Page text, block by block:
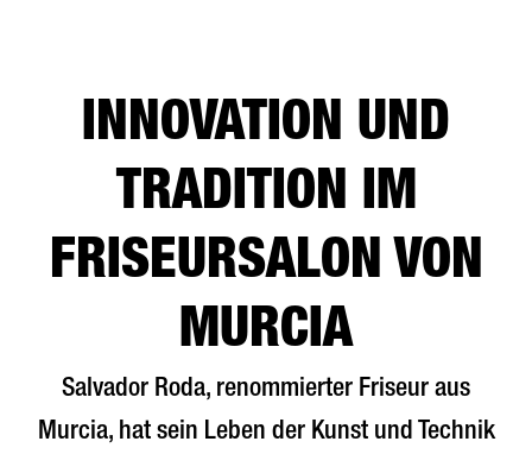
INNOVATION UND
TRADITION IM
FRISEURSALON VON
MURCIA
Salvador Roda, renommierter Friseur aus
Murcia, hat sein Leben der Kunst und Technik